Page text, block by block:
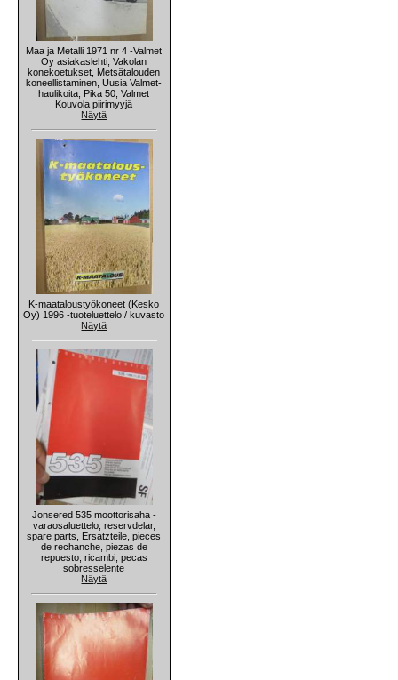
Maa ja Metalli 1971 nr 4 -Valmet
Oy asiakaslehti, Vakolan
konekoetukset, Metsätalouden
koneellistaminen, Uusia Valmet-
haulikoita, Pika 50, Valmet
Kouvola piirimyyjä
Näytä
K-maataloustyökoneet (Kesko
Oy) 1996 -tuoteluettelo / kuvasto
Näytä
Jonsered 535 moottorisaha -
varaosaluettelo, reservdelar,
spare parts, Ersatzteile, pieces
de rechanche, piezas de
repuesto, ricambi, pecas
sobresselente
Näytä